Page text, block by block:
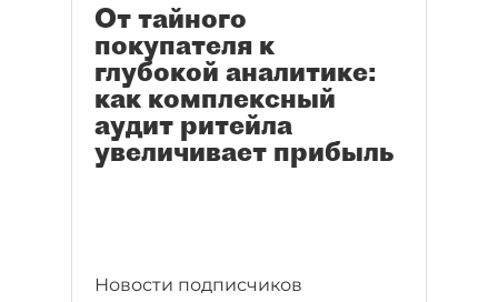
От тайного
покупателя к
глубокой аналитике:
как комплексный
аудит ритейла
увеличивает прибыль
Новости подписчиков